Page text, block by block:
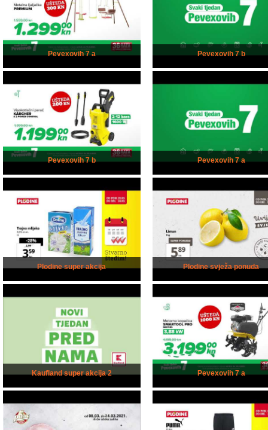
Pevexovih 7 a Pevexovih 7 b
Pevexovih 7 b Pevexovih 7 a
Plodine super akcija Plodine svježa ponuda
Kaufland super akcija 2 Pevexovih 7 a